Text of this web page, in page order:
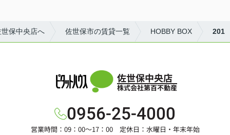
保中央店へ 佐世保市の賃貸一覧 HOBBY BOX 201
佐世保中央店
株式会社第百不動産
0956-25-4000
営業時間：09：00～17：00 定休日：水曜日・年末年始